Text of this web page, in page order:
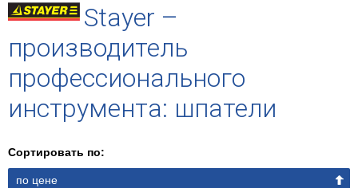
Stayer –
производитель
профессионального
инструмента: шпатели
Сортировать по:
по цене